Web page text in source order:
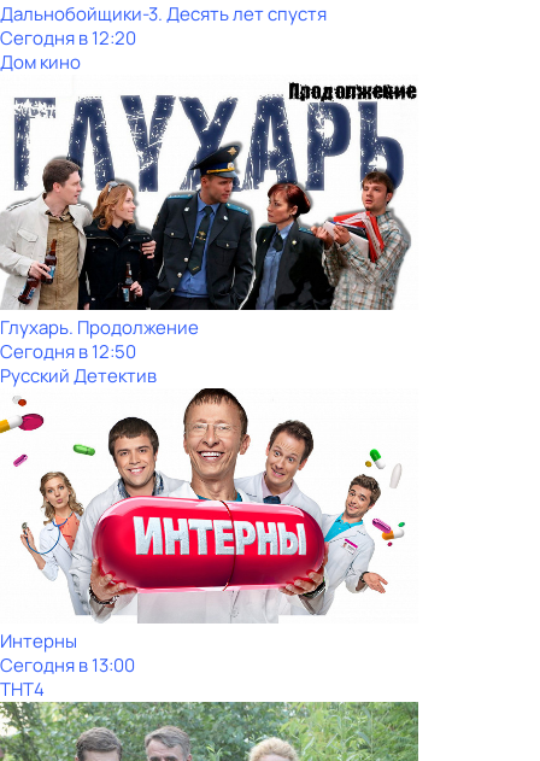
Дальнобойщики-3. Десять лет спустя
Сегодня в 12:20
Дом кино
Глухарь. Продолжение
Сегодня в 12:50
Русский Детектив
Интерны
Сегодня в 13:00
ТНТ4